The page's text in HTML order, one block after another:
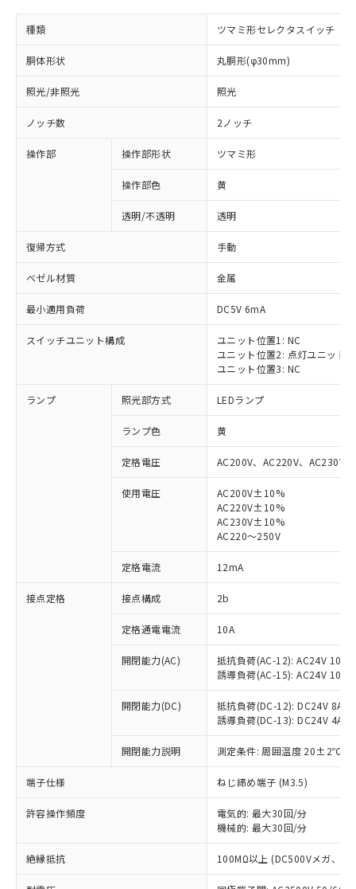
種類 ツマミ形セレクタスイッチ
胴体形状 丸胴形(φ30mm)
照光/非照光 照光
ノッチ数 2ノッチ
操作部 操作部形状 ツマミ形
操作部色 黄
透明/不透明 透明
復帰方式 手動
ベゼル材質 金属
最小適用負荷 DC5V 6mA
スイッチユニット構成
ユニット位置1: NC
ユニット位置2: 点灯ユニット
ユニット位置3: NC
ランプ 照光部方式 LEDランプ
ランプ色 黄
定格電圧 AC200V、AC220V、AC230V
使用電圧
AC200V±10%
AC220V±10%
AC230V±10%
AC220～250V
定格電流 12mA
接点定格 接点構成 2b
定格通電電流 10A
開閉能力(AC)
抵抗負荷(AC-12): AC24V 10A/
誘導負荷(AC-15): AC24V
開閉能力(DC)
抵抗負荷(DC-12): DC24V 8A/
誘導負荷(DC-13): DC24V 4A/
開閉能力説明 測定条件: 周囲温度 20±2℃、
端子仕様 ねじ締め端子 (M3.5)
許容操作頻度
電気的: 最大30回/分
機械的: 最大30回/分
絶縁抵抗 100MΩ以上 (DC500Vメガ、点
以下の条件をお読みいただき、同意のうえ
本サービスは、当社制御機器事業取扱
商品の当社在庫状況および標準価格
(税抜)を提供させていただくもので
本サービスの対象外となる商品もある
ことをご了承ください。
在庫状況および標準価格照会結果は、
記載している更新日時点での社内デー
タに基づき作成されるものであり、閲
覧された時点での実際の在庫および標
対応済み：EU RoHS指令（10物質）の
非含有に対応した製品が提供可能な商品で
対応予定：EU RoHS指令（10物質）の非含
有に対応した製品に切り替える予定のある
対応予定なし：EU RoHS指令（10物質）の
非含有に非対応の商品で、対応品を出す予
調査・確認中：EU RoHS指令（10物質）の
非含有の対応状況を調査中または確認中の
非該当品：ライセンス料など無形物で、有
害物質有無と関係のない商品です。
仕入先様の事情により、非含有部品として
いたものが、含有品と判明した場合などや
むを得ず変更することがあります。
鉛(Pb) 1000ppm以下、 水銀(Hg) 1000ppm以下、 カド
六価クロム(Cr(Ⅵ)) 1000ppm以下、ポリ臭化ビフェニル
※1 中国RoHS○×表
「○」：最大均質材料含有率が中国RoHSの
基準値以下であることを示します。
「×」：最大均質材料含有率が中国RoHSの
基準値を超えていることを示します。
「－」：未確認です。当社販売部門へお問
*中国RoHS10物質の基準値 (GB/T26572)：
Pb(鉛) :1000ppm、 Hg(水銀) : 1000ppm、 Cd(カドミウ
当社は、これら貴社製品のうち、外国
為替および外国貿易法に定める商品
（以下｢規制貨物等」という）を輸出
または国外への提供する場合は、日本
国政府の輸出許可(または役務取引許
可)を取得するなどの必要な手続きを